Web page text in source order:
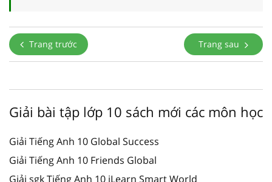
Trang trước Trang sau
Giải bài tập lớp 10 sách mới các môn học
Giải Tiếng Anh 10 Global Success
Giải Tiếng Anh 10 Friends Global
Giải sgk Tiếng Anh 10 iLearn Smart World